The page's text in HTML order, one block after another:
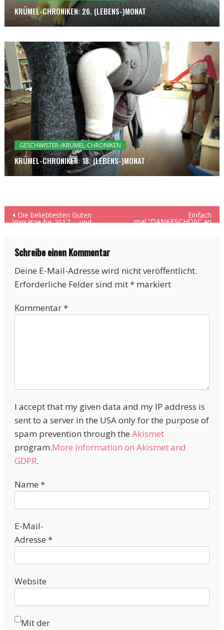
KRÜMEL-CHRONIKEN: 26. (LEBENS-)MONAT
GESCHWISTER-/KRÜMEL-CHRONIKEN
KRÜMEL-CHRONIKEN: 18. (LEBENS-)MONAT
Beitragsnavigation
Die beliebtesten Guten
Vorsätze für 2017 … und
Einfach
mal “DANKESCHÖN” an
Schreibe einen Kommentar
Deine E-Mail-Adresse wird nicht veröffentlicht.
Erforderliche Felder sind mit*markiert
Kommentar*
I accept that my given data and my IP address is
sent to a server in the USA only for the purpose of
spam prevention through the Akismet
program.More information on Akismet and
GDPR.
Name *
E-Mail-
Adresse *
Website
Mit der